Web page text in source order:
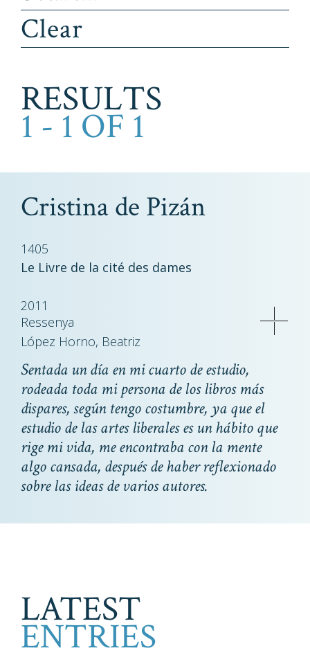
RESULTS
1 - 1 OF 1
Cristina de Pizán
1405
Le Livre de la cité des dames
2011
Ressenya
López Horno, Beatriz
Sentada un día en mi cuarto de estudio,
rodeada toda mi persona de los libros más
dispares, según tengo costumbre, ya que el
estudio de las artes liberales es un hábito que
rige mi vida, me encontraba con la mente
algo cansada, después de haber reflexionado
sobre las ideas de varios autores.
LATEST
ENTRIES